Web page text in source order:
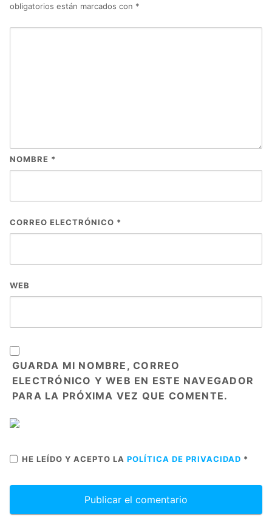
obligatorios están marcados con *
NOMBRE *
CORREO ELECTRÓNICO *
WEB
GUARDA MI NOMBRE, CORREO
ELECTRÓNICO Y WEB EN ESTE NAVEGADOR
PARA LA PRÓXIMA VEZ QUE COMENTE.
HE LEÍDO Y ACEPTO LA POLÍTICA DE PRIVACIDAD *